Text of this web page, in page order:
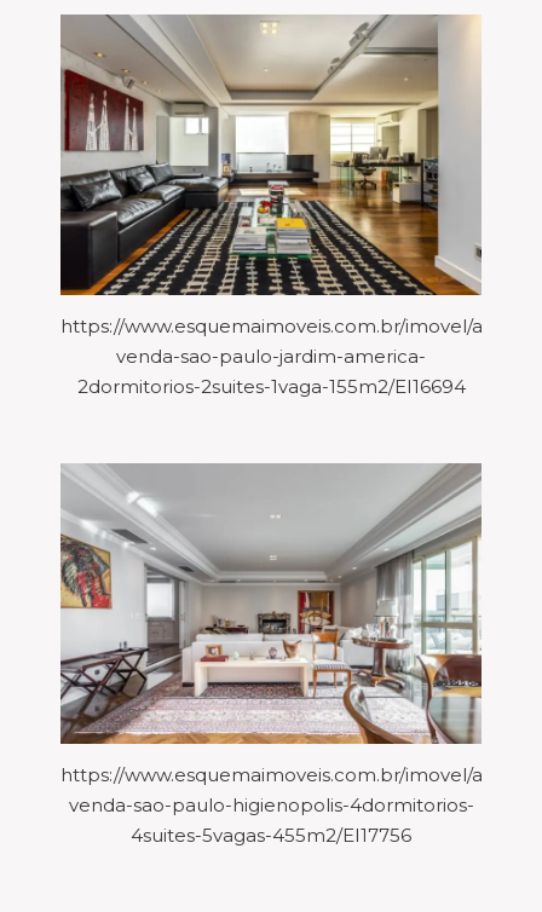
https://www.esquemaimoveis.com.br/imovel/
venda-sao-paulo-jardim-america-
2dormitorios-2suites-1vaga-155m2/EI16694
https://www.esquemaimoveis.com.br/imovel/
venda-sao-paulo-higienopolis-4dormitorios-
4suites-5vagas-455m2/EI17756